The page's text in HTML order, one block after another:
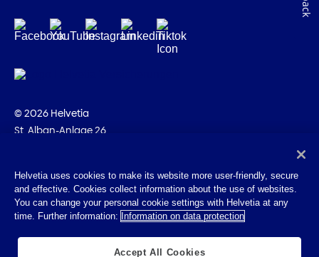
© 2026 Helvetia
St. Alban-Anlage 26
Impressum
Disposizioni giuridiche
Helvetia uses cookies to make its website more user-friendly, secure
and effective. Cookies collect information about the use of websites.
You can change your personal cookie settings with Helvetia at any
time. Further information: Information on data protection
Accept All Cookies